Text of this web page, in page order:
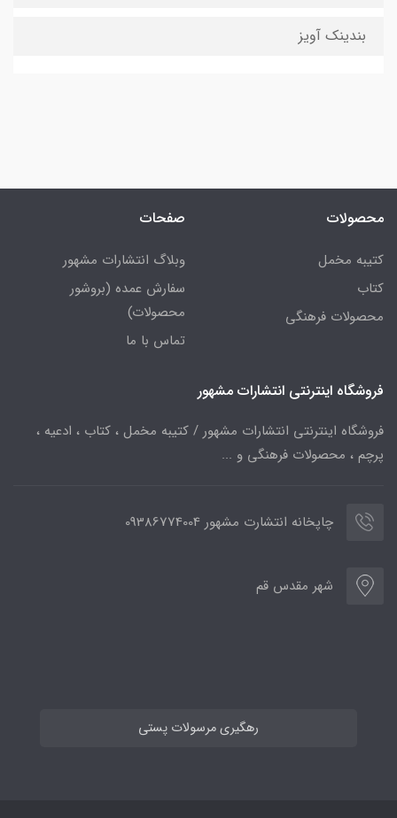
بندینک آویز
محصولات
کتیبه مخمل
کتاب
محصولات فرهنگی
صفحات
وبلاگ انتشارات مشهور
سفارش عمده (بروشور
محصولات)
تماس با ما
فروشگاه اینترنتی انتشارات مشهور
فروشگاه اینترنتی انتشارات مشهور / کتیبه مخمل ، کتاب ، ادعیه ،
پرچم ، محصولات فرهنگی و ...
چاپخانه انتشارت مشهور 09386774004
شهر مقدس قم
رهگیری مرسولات پستی